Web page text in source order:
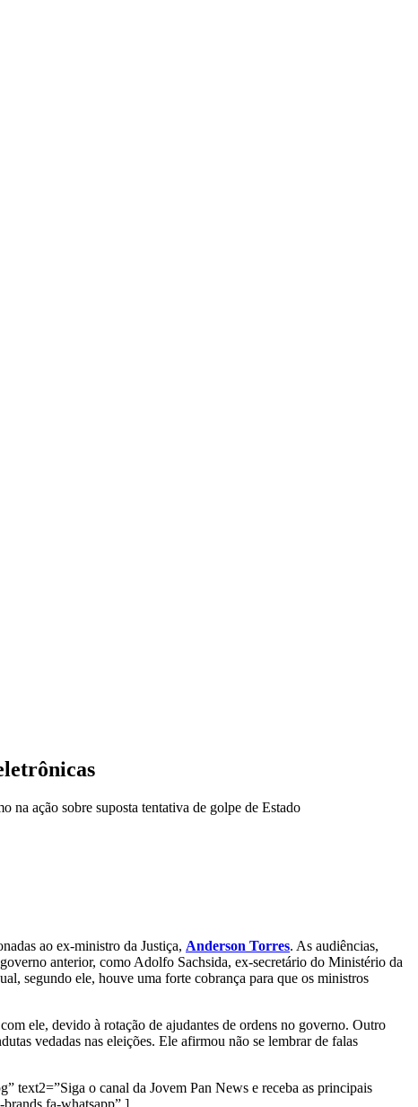
ação sobre suposta tentativa de golpe de Estado
ao ex-ministro da Justiça, Anderson Torres. As audiências,
anterior, como Adolfo Sachsida, ex-secretário do Ministério da
segundo ele, houve uma forte cobrança para que os ministros
ele, devido à rotação de ajudantes de ordens no governo. Outro
vedadas nas eleições. Ele afirmou não se lembrar de falas
text2=”Siga o canal da Jovem Pan News e receba as principais
fa-whatsapp” ]